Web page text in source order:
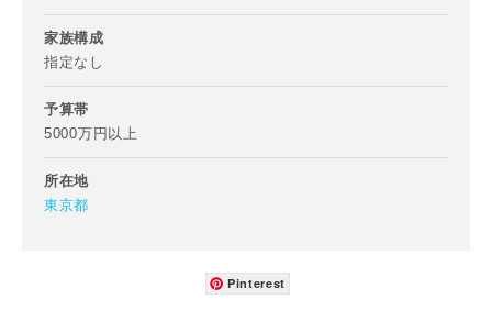
家族構成
指定なし
予算帯
5000万円以上
所在地
東京都
Pinterest